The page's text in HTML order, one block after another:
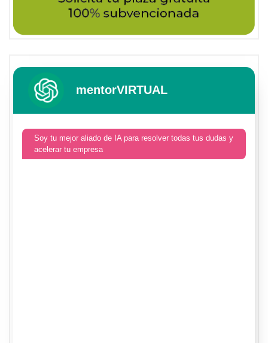
mentorVIRTUAL
Soy tu mejor aliado de IA para resolver todas tus dudas y
acelerar tu empresa